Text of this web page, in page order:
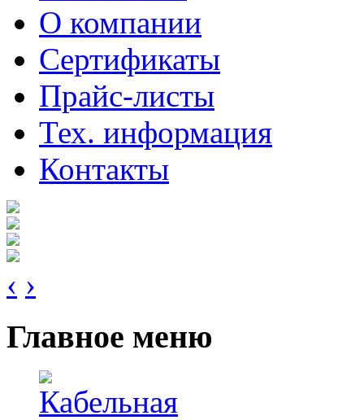
О компании
Сертификаты
Прайс-листы
Тех. информация
Контакты
‹ ›
Главное меню